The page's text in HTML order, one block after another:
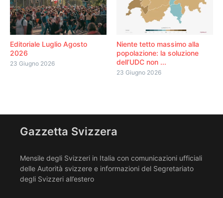
Editoriale Luglio Agosto
2026
23 Giugno 2026
Niente tetto massimo alla
popolazione: la soluzione
dell’UDC non ...
23 Giugno 2026
Gazzetta Svizzera
Mensile degli Svizzeri in Italia con comunicazioni ufficiali
delle Autorità svizzere e informazioni del Segretariato
degli Svizzeri all’estero